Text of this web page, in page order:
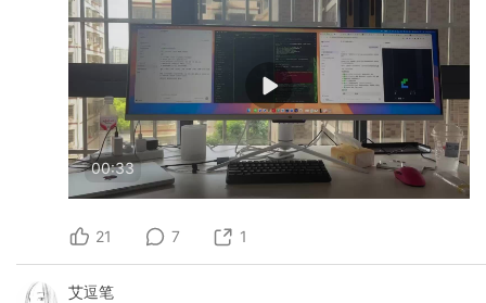
00:33
21 7 1
艾逗笔